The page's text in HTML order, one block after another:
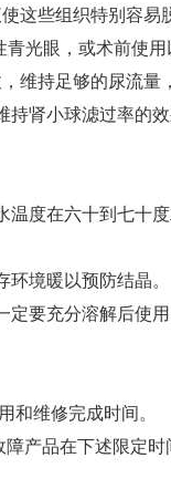
这些组织特别容
光眼，或术前使用
维持足够的尿流
肾小球滤过率的效
度在六十到七十
境暖以预防结晶。
要充分溶解后使用
和维修完成时间。
产品在下述限定时